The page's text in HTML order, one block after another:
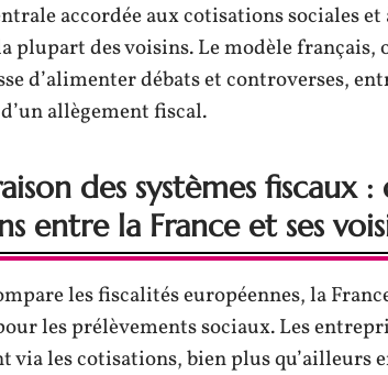
accordée aux cotisations sociales
plupart des voisins. Le modèle
d’alimenter débats et controverses,
allègement fiscal.
des systèmes fiscaux
entre la France et ses
les fiscalités européennes, la
les prélèvements sociaux. Les
via les cotisations, bien plus qu’ailleurs